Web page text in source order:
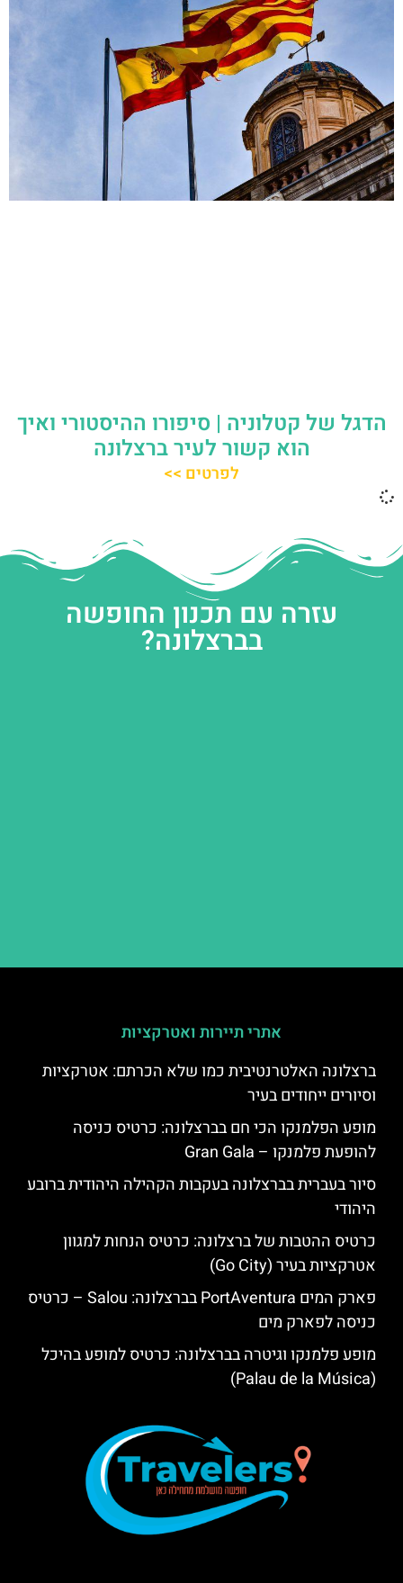
הדגל של קטלוניה | סיפורו ההיסטורי ואיך
הוא קשור לעיר ברצלונה
לפרטים >>
עזרה עם תכנון החופשה
בברצלונה?
אתרי תיירות ואטרקציות
ברצלונה האלטרנטיבית כמו שלא הכרתם: אטרקציות
וסיורים ייחודים בעיר
מופע הפלמנקו הכי חם בברצלונה: כרטיס כניסה
להופעת פלמנקו – Gran Gala
סיור בעברית בברצלונה בעקבות הקהילה היהודית ברובע
היהודי
כרטיס ההטבות של ברצלונה: כרטיס הנחות למגוון
אטרקציות בעיר (Go City)
פארק המים PortAventura בברצלונה: Salou – כרטיס
כניסה לפארק מים
מופע פלמנקו וגיטרה בברצלונה: כרטיס למופע בהיכל
(Palau de la Música)